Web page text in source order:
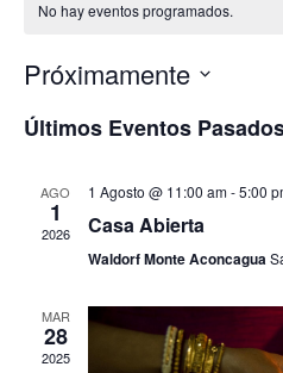
No hay eventos programados.
Próximamente
fecha.
Últimos Eventos
AGO
1
2026
1 Agosto @ 11:00 am-5:00
Casa Abierta
Waldorf Monte Aconcagua
MAR
28
2025